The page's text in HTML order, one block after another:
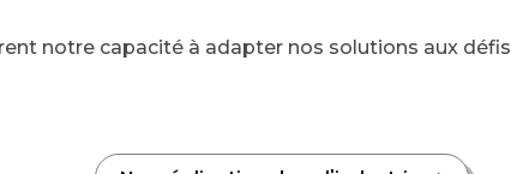
notre capacité à adapter nos solutions aux défis